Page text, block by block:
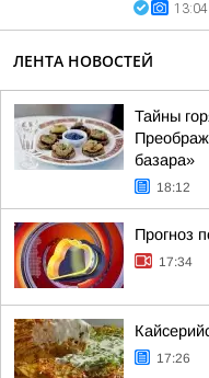
13:04
ЛЕНТА НОВОСТЕЙ
Тайны
базара»
18:12
Прогноз
17:34
17:26